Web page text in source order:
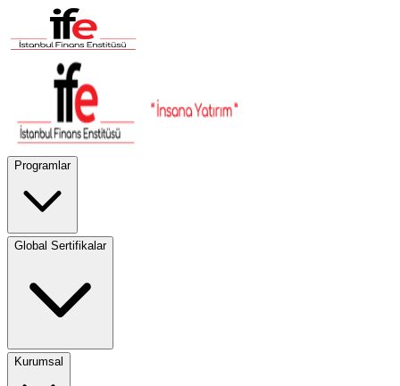
Programlar
Global Sertifikalar
Kurumsal